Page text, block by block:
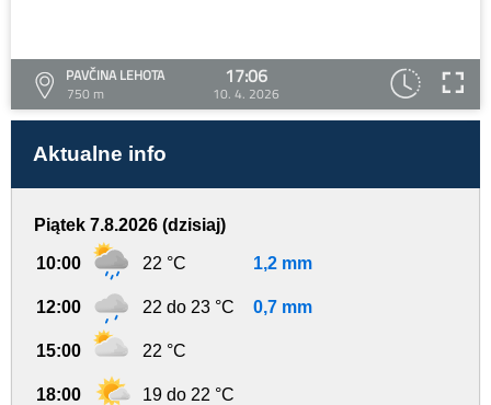
PAVČINA LEHOTA
750 m
17:06
10. 4. 2026
Aktualne info
Piątek 7.8.2026 (dzisiaj)
10:00 22 °C 1,2 mm
12:00 22 do 23 °C 0,7 mm
15:00 22 °C
18:00 19 do 22 °C